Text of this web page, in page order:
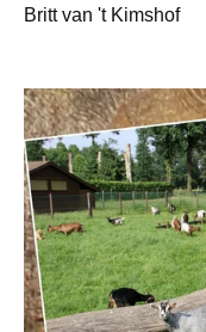
Britt van 't Kimshof